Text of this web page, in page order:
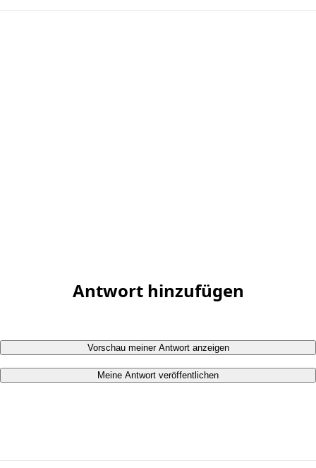
Antwort hinzufügen
Vorschau meiner Antwort anzeigen
Meine Antwort veröffentlichen